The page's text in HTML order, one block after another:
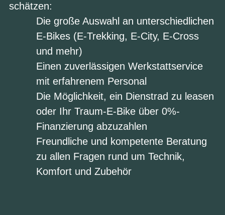
schätzen:
Die große Auswahl an unterschiedlichen
E-Bikes (E-Trekking, E-City, E-Cross
und mehr)
Einen zuverlässigen Werkstattservice
mit erfahrenem Personal
Die Möglichkeit, ein Dienstrad zu leasen
oder Ihr Traum-E-Bike über 0%-
Finanzierung abzuzahlen
Freundliche und kompetente Beratung
zu allen Fragen rund um Technik,
Komfort und Zubehör